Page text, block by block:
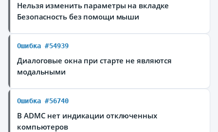
Нельзя изменить параметры на вкладке
Безопасность без помощи мыши
Ошибка #54939
Диалоговые окна при старте не являются
модальными
Ошибка #56740
В ADMC нет индикации отключенных
компьютеров